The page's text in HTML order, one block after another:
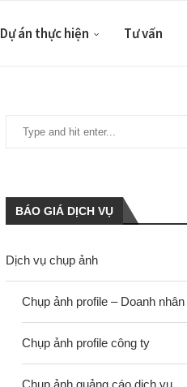
Dự án thực hiện Tư vấn
BÁO GIÁ DỊCH VỤ
Dịch vụ chụp ảnh
Chụp ảnh profile – Doanh nhân
Chụp ảnh profile công ty
Chụp ảnh quảng cáo dịch vụ